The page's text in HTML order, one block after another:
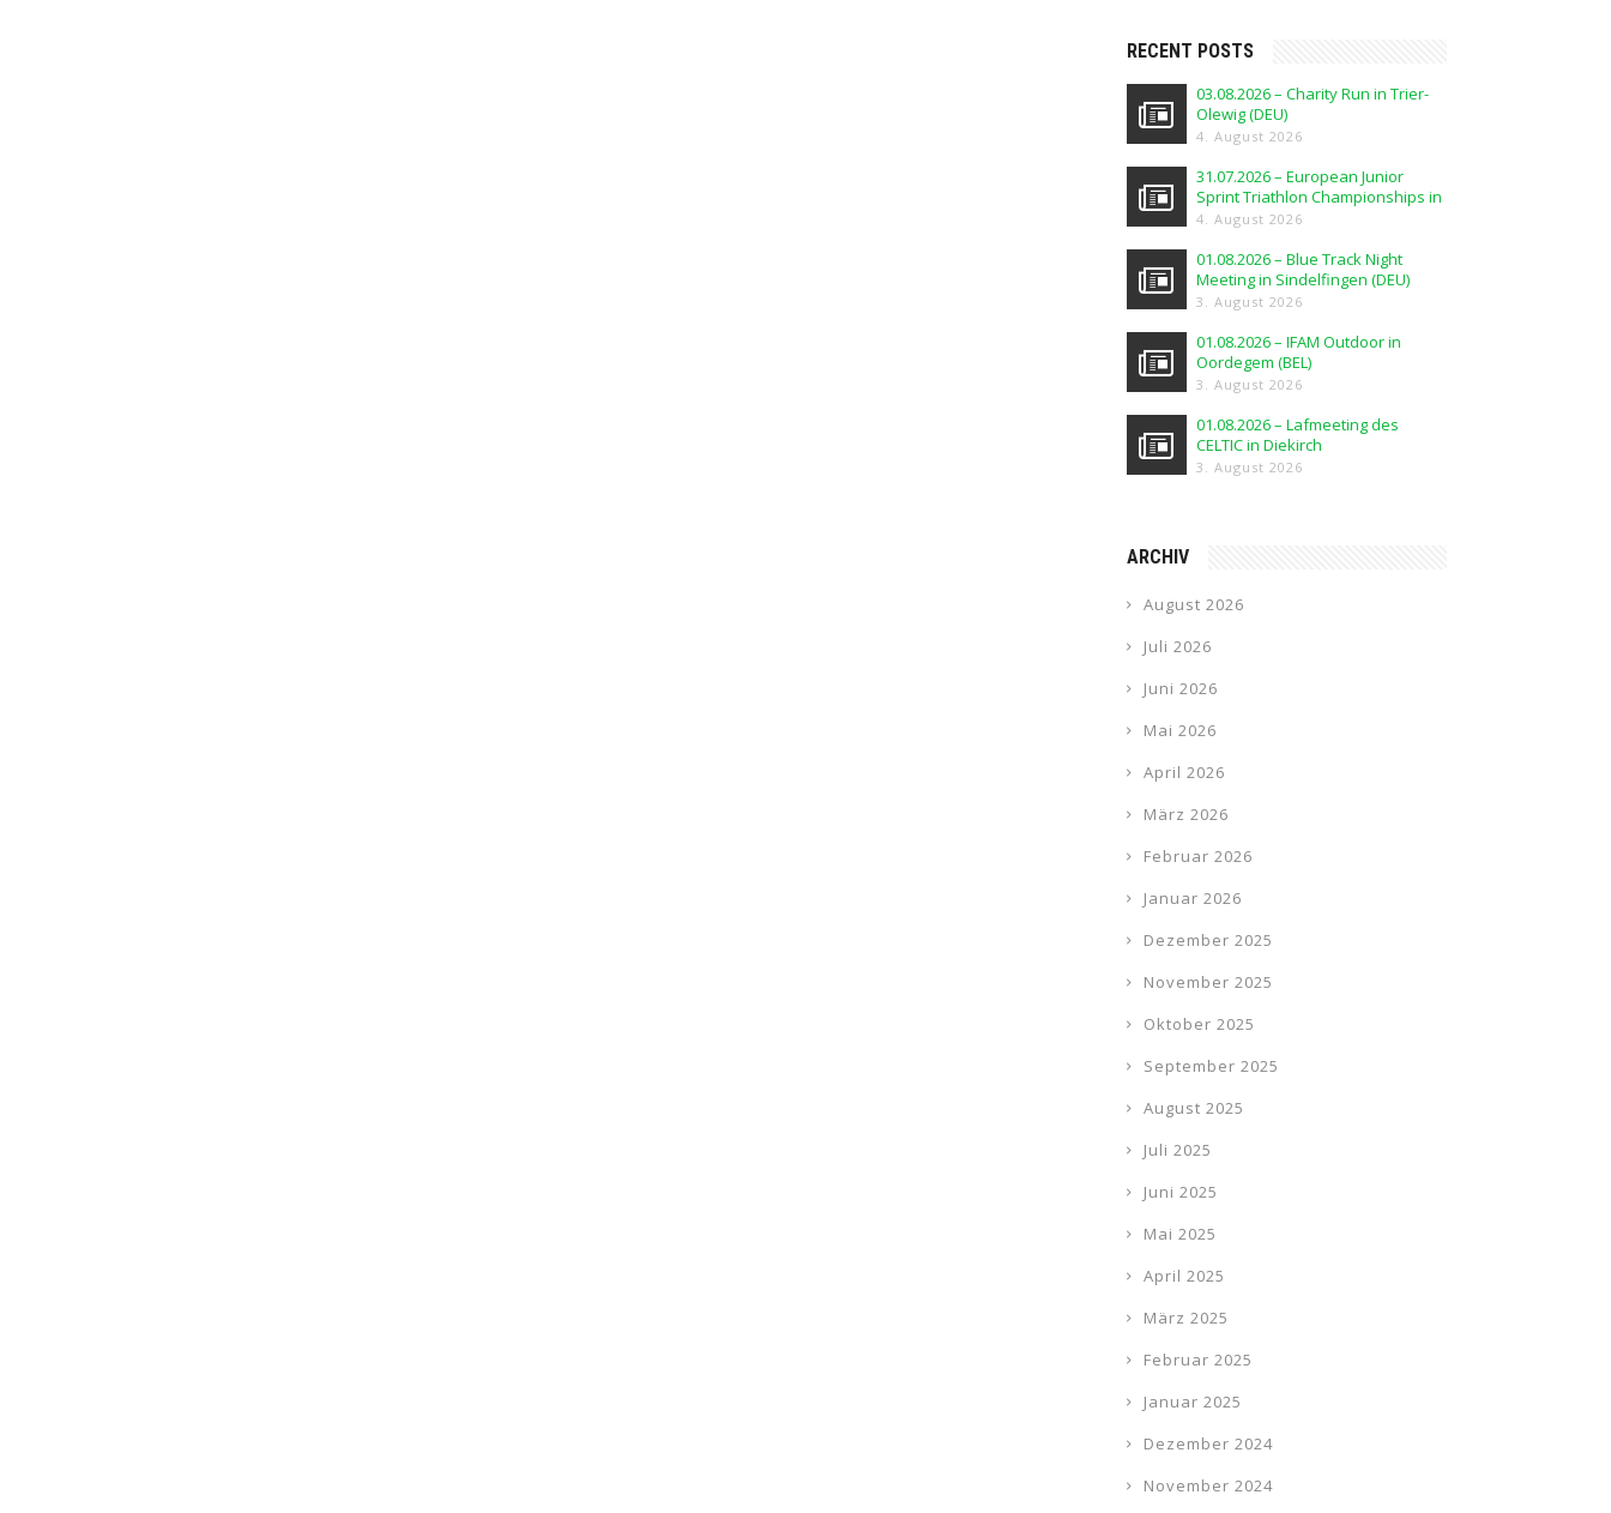
RECENT POSTS
03.08.2026 – Charity Run in Trier-
Olewig (DEU)
4. August 2026
31.07.2026 – European Junior
Sprint Triathlon Championships in
Elblag (POL)
4. August 2026
01.08.2026 – Blue Track Night
Meeting in Sindelfingen (DEU)
3. August 2026
01.08.2026 – IFAM Outdoor in
Oordegem (BEL)
3. August 2026
01.08.2026 – Lafmeeting des
CELTIC in Diekirch
3. August 2026
ARCHIV
August 2026
Juli 2026
Juni 2026
Mai 2026
April 2026
März 2026
Februar 2026
Januar 2026
Dezember 2025
November 2025
Oktober 2025
September 2025
August 2025
Juli 2025
Juni 2025
Mai 2025
April 2025
März 2025
Februar 2025
Januar 2025
Dezember 2024
November 2024